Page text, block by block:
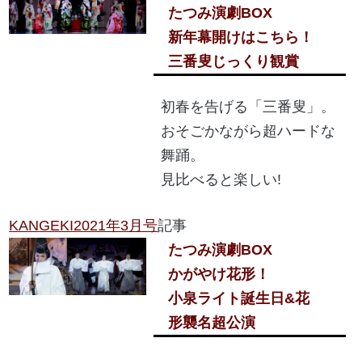
たつみ演劇BOX
新年幕開けはこちら！
三番叟じっくり観賞
初春を告げる「三番叟」。
おそごかながら超ハードな
舞踊。
見比べると楽しい!
KANGEKI2021年3月号記事
たつみ演劇BOX
かがやけ花形！
小泉ライト誕生日&花
形襲名超公演